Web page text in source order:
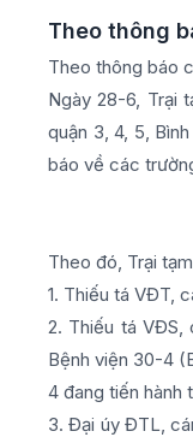
Theo thông
Theo thông báo
Ngày 28-6, Trại
quận 3, 4, 5,
báo về các
Theo đó, Trại
1. Thiếu tá VĐT,
2. Thiếu tá VĐS,
Bệnh viện 30-4
4 đang tiến hành
3. Đại úy ĐTL,